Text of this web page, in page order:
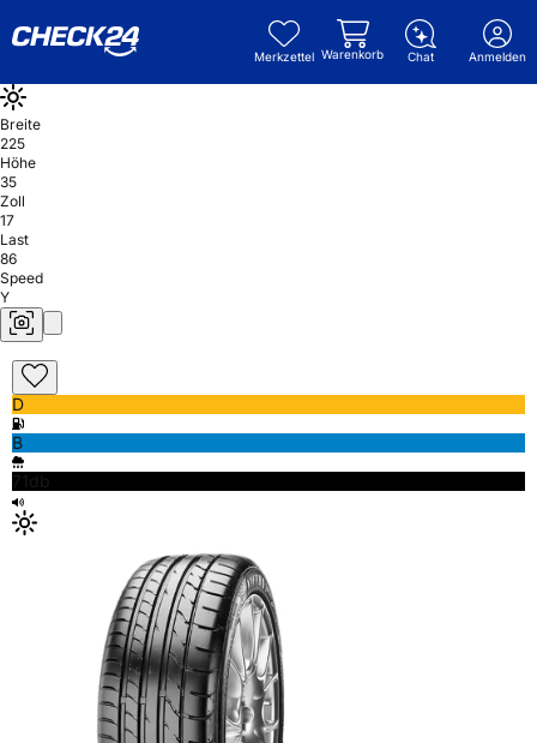
Merkzettel Warenkorb Chat Anmelden
Breite
225
Höhe
35
Zoll
17
Last
86
Speed
Y
D
B
71db